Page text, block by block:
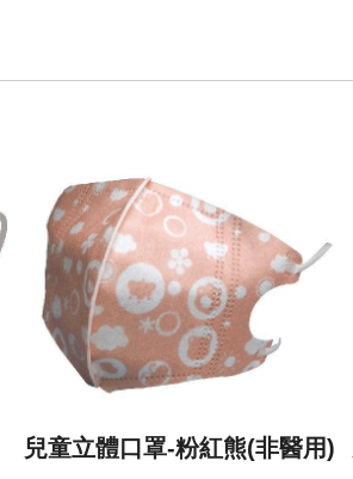
兒童立體口罩-粉紅熊(非醫用)